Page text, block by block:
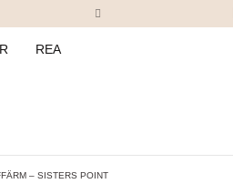
REA
– SISTERS POINT